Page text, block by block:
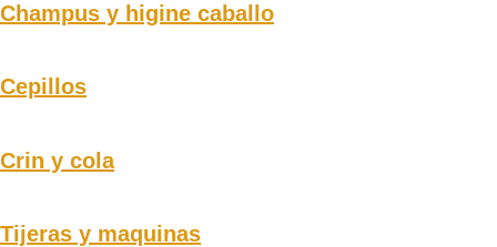
Champus y higine caballo
Cepillos
Crin y cola
Tijeras y maquinas